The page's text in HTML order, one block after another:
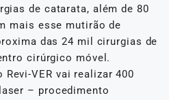
de catarata, além de 80
mais esse mutirão de
das 24 mil cirurgias de
cirúrgico móvel.
Revi-VER vai realizar 400
– procedimento